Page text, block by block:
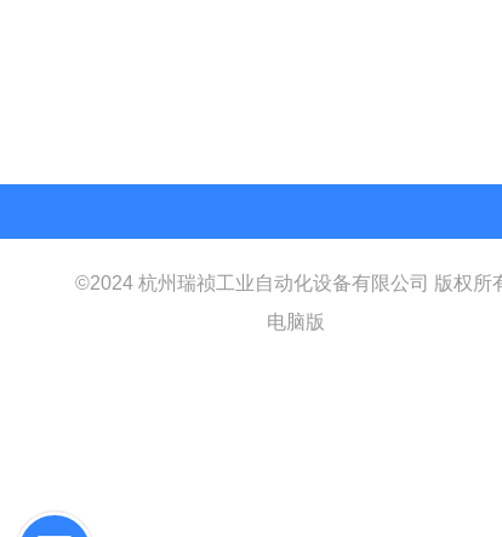
©2024 杭州瑞祯工业自动化设备有限公司 版权所
电脑版